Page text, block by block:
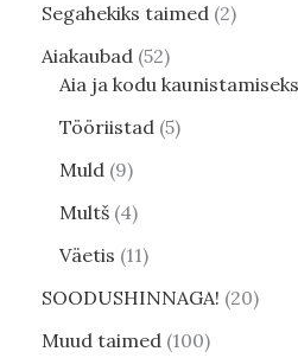
Segahekiks taimed 2
Aiakaubad 52
Aia ja kodu
Tööriistad 5
Muld 9
Multš 4
Väetis 11
SOODUSHINNAGA! 20
Muud taimed 100